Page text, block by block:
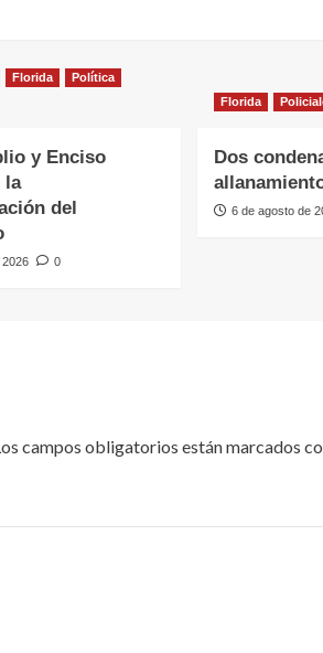
Florida
Política
y Enciso
la
del
0
Florida
Dos
6 de agosto de
campos obligatorios están marcados